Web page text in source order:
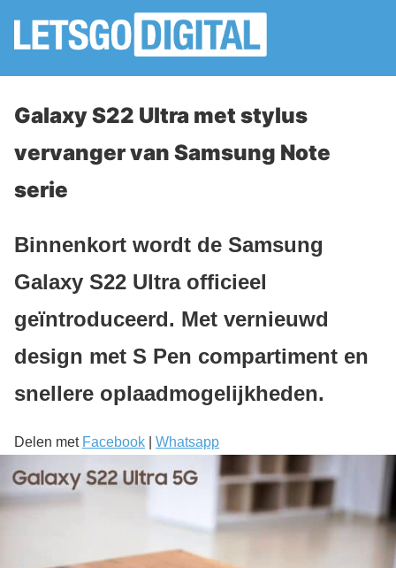
Galaxy S22 Ultra met stylus
vervanger van Samsung Note
serie
Binnenkort wordt de Samsung
Galaxy S22 Ultra officieel
geïntroduceerd. Met vernieuwd
design met S Pen compartiment en
snellere oplaadmogelijkheden.
Delen met Facebook Whatsapp